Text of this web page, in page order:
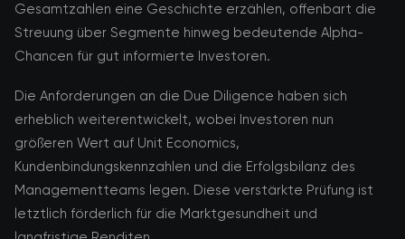
Gesamtzahlen eine Geschichte erzählen, offenbart die
Streuung über Segmente hinweg bedeutende Alpha-
Chancen für gut informierte Investoren.
Die Anforderungen an die Due Diligence haben sich
erheblich weiterentwickelt, wobei Investoren nun
größeren Wert auf Unit Economics,
Kundenbindungskennzahlen und die Erfolgsbilanz des
Managementteams legen. Diese verstärkte Prüfung ist
letztlich förderlich für die Marktgesundheit und